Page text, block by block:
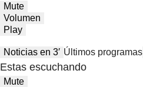
Mute
Volumen
Play
Noticias en 3′ Últimos programas
Estas escuchando
Mute